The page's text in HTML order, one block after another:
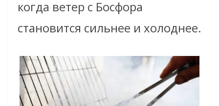
когда ветер с Босфора
становится сильнее и холоднее.